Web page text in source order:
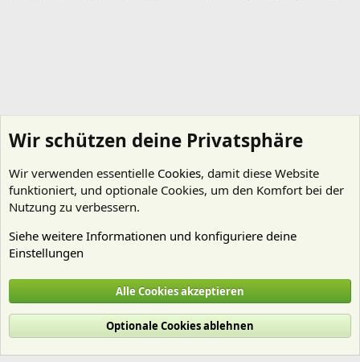
Cookies
Deutsch (Du)
Nutzungsbedingungen
Datenschutz Hilfe und Impressum
R
Wir schützen deine Privatsphäre
Wir verwenden essentielle Cookies, damit diese Website
funktioniert, und optionale Cookies, um den Komfort bei der
Nutzung zu verbessern.
Siehe weitere Informationen und konfiguriere deine
Einstellungen
Alle Cookies akzeptieren
Optionale Cookies ablehnen